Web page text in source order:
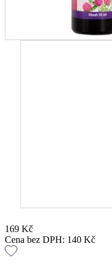
169 Kč
Cena bez DPH: 140 Kč